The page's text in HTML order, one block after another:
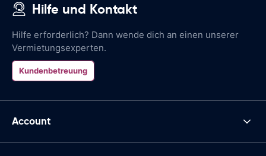
Hilfe und Kontakt
Hilfe erforderlich? Dann wende dich an einen unserer
Vermietungsexperten.
Kundenbetreuung
Account